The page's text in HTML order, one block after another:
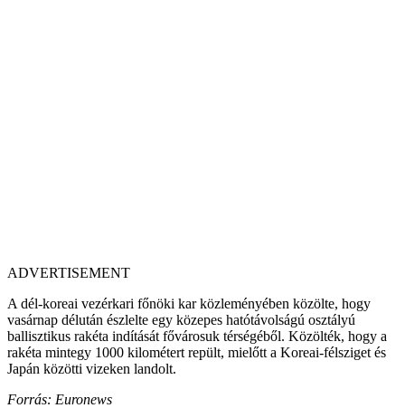
ADVERTISEMENT
A dél-koreai vezérkari főnöki kar közleményében közölte, hogy
vasárnap délután észlelte egy közepes hatótávolságú osztályú
ballisztikus rakéta indítását fővárosuk térségéből. Közölték, hogy a
rakéta mintegy 1000 kilométert repült, mielőtt a Koreai-félsziget és
Japán közötti vizeken landolt.
Forrás: Euronews